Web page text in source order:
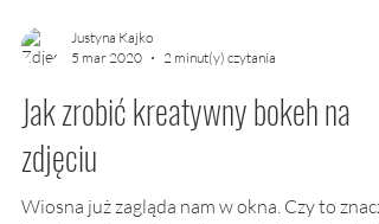
Justyna Kajko
5 mar 2020
2 minut(y) czytania
Jak zrobić kreatywny bokeh na
zdjęciu
Wiosna już zagląda nam w okna. Czy to